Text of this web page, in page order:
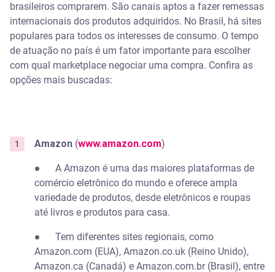
brasileiros comprarem. São canais aptos a fazer remessas
internacionais dos produtos adquiridos. No Brasil, há sites
populares para todos os interesses de consumo. O tempo
de atuação no país é um fator importante para escolher
com qual marketplace negociar uma compra. Confira as
opções mais buscadas:
Amazon (www.amazon.com)
● A Amazon é uma das maiores plataformas de
comércio eletrônico do mundo e oferece ampla
variedade de produtos, desde eletrônicos e roupas
até livros e produtos para casa.
● Tem diferentes sites regionais, como
Amazon.com (EUA), Amazon.co.uk (Reino Unido),
Amazon.ca (Canadá) e Amazon.com.br (Brasil), entre